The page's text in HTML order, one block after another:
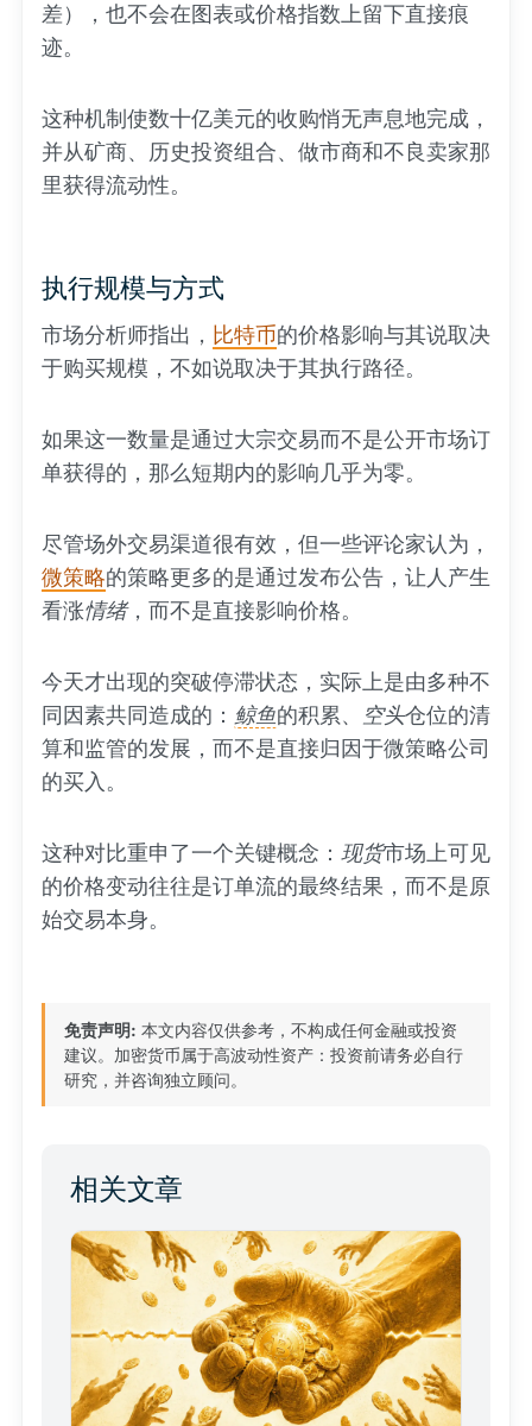
差），也不会在图表或价格指数上留下直接痕
迹。
这种机制使数十亿美元的收购悄无声息地完成，
并从矿商、历史投资组合、做市商和不良卖家那
里获得流动性。
执行规模与方式
市场分析师指出， 比特币的价格影响与其说取决
于购买规模，不如说取决于其执行路径。
如果这一数量是通过大宗交易而不是公开市场订
单获得的，那么短期内的影响几乎为零。
尽管场外交易渠道很有效，但一些评论家认为，
微策略的策略更多的是通过发布公告，让人产生
看涨情绪，而不是直接影响价格。
今天才出现的突破停滞状态，实际上是由多种不
同因素共同造成的： 鲸鱼的积累、 空头仓位的清
算和监管的发展，而不是直接归因于微策略公司
的买入。
这种对比重申了一个关键概念： 现货市场上可见
的价格变动往往是订单流的最终结果，而不是原
始交易本身。
免责声明: 本文内容仅供参考，不构成任何金融或投资
建议。加密货币属于高波动性资产：投资前请务必自行
研究，并咨询独立顾问。
相关文章